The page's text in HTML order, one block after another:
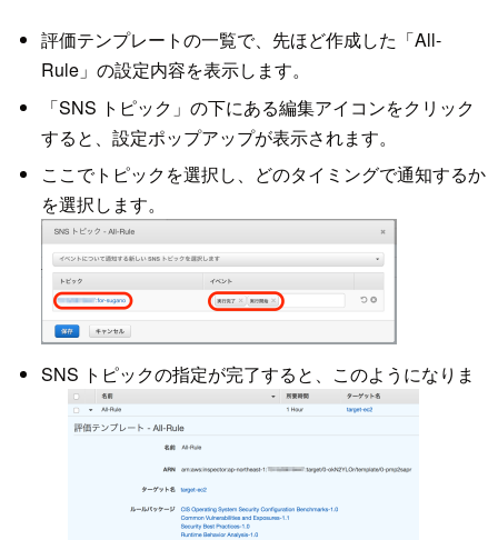
評価テンプレートの一覧で、先ほど作成した「All-
Rule」の設定内容を表示します。
「SNS トピック」の下にある編集アイコンをクリック
すると、設定ポップアップが表示されます。
ここでトピックを選択し、どのタイミングで通知するか
を選択します。
SNS トピックの指定が完了すると、このようになりま